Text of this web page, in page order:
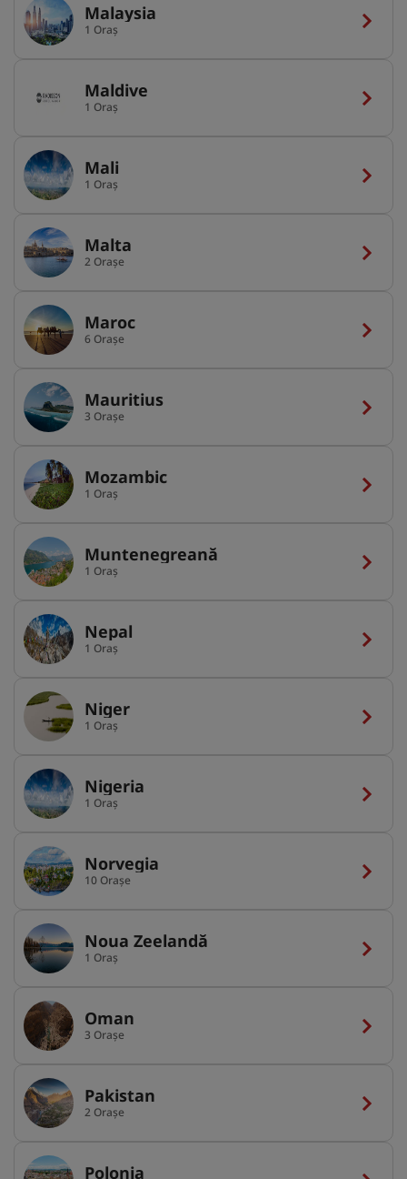
Malaysia
1 Oraș
Maldive
1 Oraș
Mali
1 Oraș
Malta
2 Orașe
Maroc
6 Orașe
Mauritius
3 Orașe
Mozambic
1 Oraș
Muntenegreană
1 Oraș
Nepal
1 Oraș
Niger
1 Oraș
Nigeria
1 Oraș
Norvegia
10 Orașe
Noua Zeelandă
1 Oraș
Oman
3 Orașe
Pakistan
2 Orașe
Polonia